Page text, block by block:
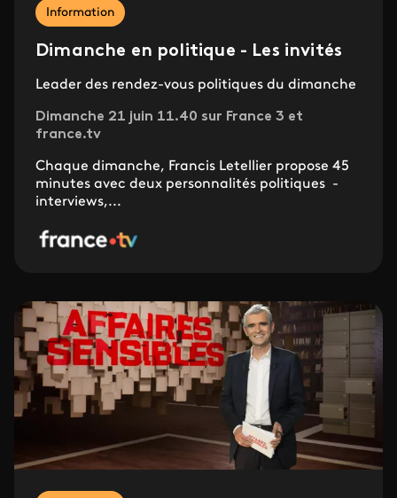
Information
Dimanche en politique - Les invités
Leader des rendez-vous politiques du dimanche
Dimanche 21 juin 11.40 sur France 3 et
france.tv
Chaque dimanche, Francis Letellier propose 45
minutes avec deux personnalités politiques -
interviews,...